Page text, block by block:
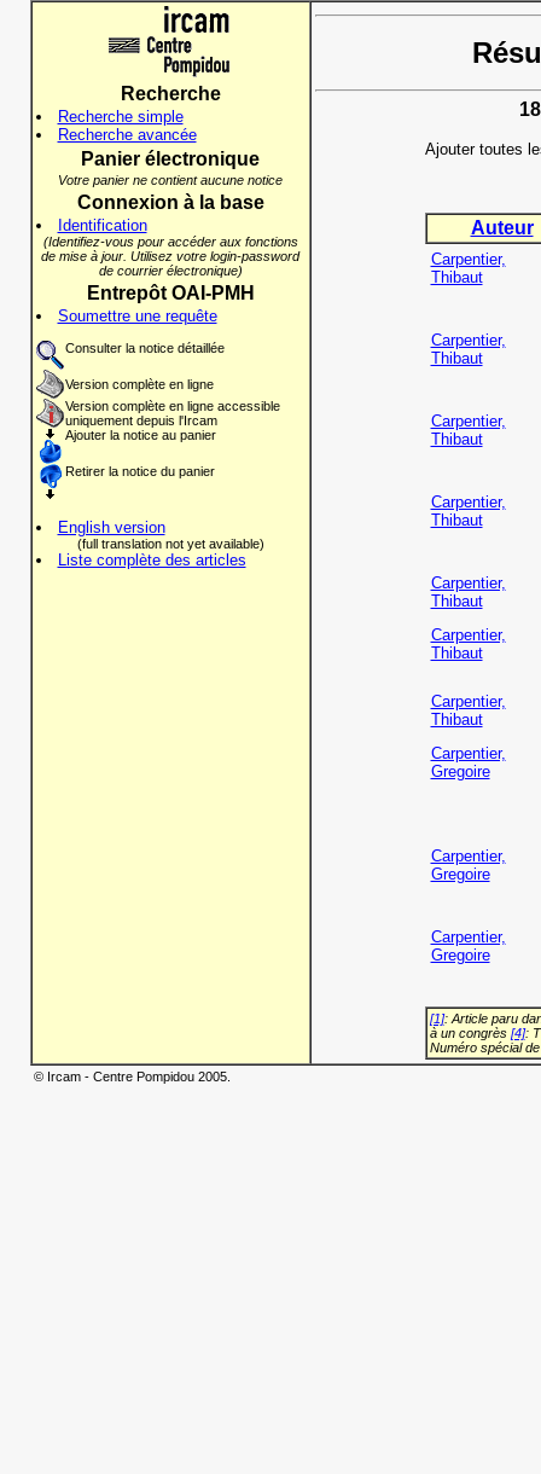
Recherche
Recherche simple
Recherche avancée
Panier électronique
Votre panier ne contient aucune notice
Connexion à la base
Identification
(Identifiez-vous pour accéder aux fonctions
de mise à jour. Utilisez votre login-password
de courrier électronique)
Entrepôt OAI-PMH
Soumettre une requête
Consulter la notice détaillée
Version complète en ligne
Version complète en ligne accessible
uniquement depuis l'Ircam
Ajouter la notice au panier
Retirer la notice du panier
English version
(full translation not yet available)
Liste complète des articles
Ajouter toutes
Auteur
Carpentier,
Thibaut
Carpentier,
Thibaut
Carpentier,
Thibaut
Carpentier,
Thibaut
Carpentier,
Thibaut
Carpentier,
Thibaut
Carpentier,
Thibaut
Carpentier,
Gregoire
Carpentier,
Gregoire
Carpentier,
Gregoire
[1]: Article paru
à un congrès [4]:
Numéro spécial
© Ircam - Centre Pompidou 2005.